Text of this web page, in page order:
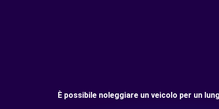
È possibile noleggiare un veicolo per un